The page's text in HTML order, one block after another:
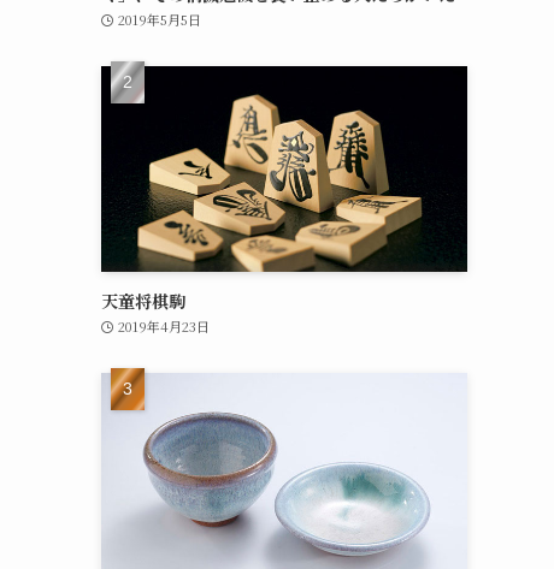
2019年5月5日
天童将棋駒
2019年4月23日